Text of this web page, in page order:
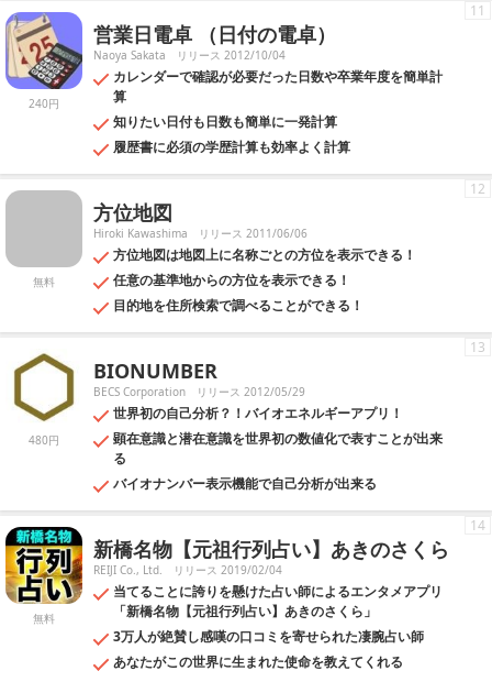
240円
営業日電卓 （日付の電卓）
Naoya Sakata リリース 2012/10/04
カレンダーで確認が必要だった日数や卒業年度を簡単計
算
知りたい日付も日数も簡単に一発計算
履歴書に必須の学歴計算も効率よく計算
11
無料
方位地図
Hiroki Kawashima リリース 2011/06/06
方位地図は地図上に名称ごとの方位を表示できる！
任意の基準地からの方位を表示できる！
目的地を住所検索で調べることができる！
12
480円
BIONUMBER
BECS Corporation リリース 2012/05/29
世界初の自己分析？！バイオエネルギーアプリ！
顕在意識と潜在意識を世界初の数値化で表すことが出来
る
バイオナンバー表示機能で自己分析が出来る
13
無料
新橋名物【元祖行列占い】あきのさくら
REIJI Co., Ltd. リリース 2019/02/04
当てることに誇りを懸けた占い師によるエンタメアプリ
「新橋名物【元祖行列占い】あきのさくら」
3万人が絶賛し感嘆の口コミを寄せられた凄腕占い師
あなたがこの世界に生まれた使命を教えてくれる
14